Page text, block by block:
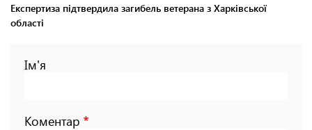
Експертиза підтвердила загибель ветерана з Харківської
області
Ім'я
Коментар